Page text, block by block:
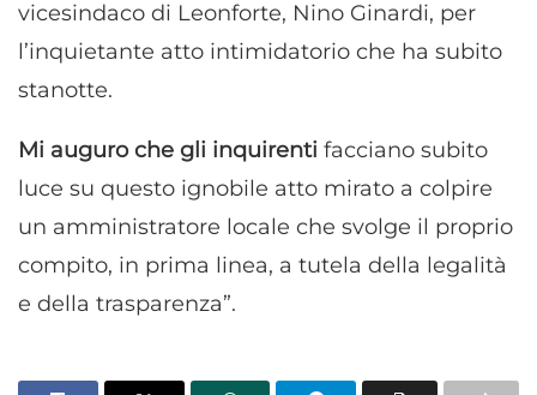
vicesindaco di Leonforte, Nino Ginardi, per
l’inquietante atto intimidatorio che ha subito
stanotte.
Mi auguro che gli inquirenti facciano subito
luce su questo ignobile atto mirato a colpire
un amministratore locale che svolge il proprio
compito, in prima linea, a tutela della legalità
e della trasparenza”.